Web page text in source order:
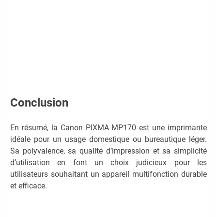
Conclusion
En résumé, la Canon PIXMA MP170 est une imprimante
idéale pour un usage domestique ou bureautique léger.
Sa polyvalence, sa qualité d’impression et sa simplicité
d’utilisation en font un choix judicieux pour les
utilisateurs souhaitant un appareil multifonction durable
et efficace.